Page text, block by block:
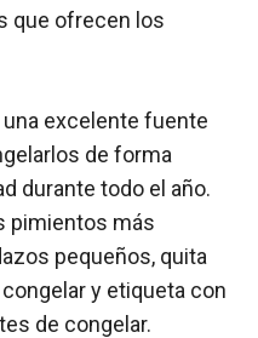
que ofrecen los
excelente fuente
de forma
durante todo el año.
pimientos más
pequeños, quita
y etiqueta con
de congelar.